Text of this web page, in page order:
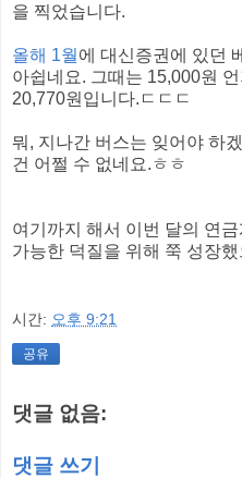
을 찍었습니다.
올해 1월에 대신증권에 있던
아쉽네요. 그때는 15,000원
20,770원입니다.ㄷㄷㄷ
뭐, 지나간 버스는 잊어야 하
건 어쩔 수 없네요.ㅎㅎ
여기까지 해서 이번 달의 연
가능한 덕질을 위해 쭉 성장
시간: 오후 9:21
공유
댓글 없음:
댓글 쓰기